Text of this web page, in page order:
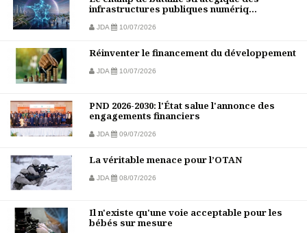
infrastructures publiques numériq...
JDA 10/07/2026
Réinventer le financement du développement
JDA 10/07/2026
PND 2026-2030: l'État salue l'annonce des
engagements financiers
JDA 09/07/2026
La véritable menace pour l’OTAN
JDA 08/07/2026
Il n'existe qu'une voie acceptable pour les
bébés sur mesure